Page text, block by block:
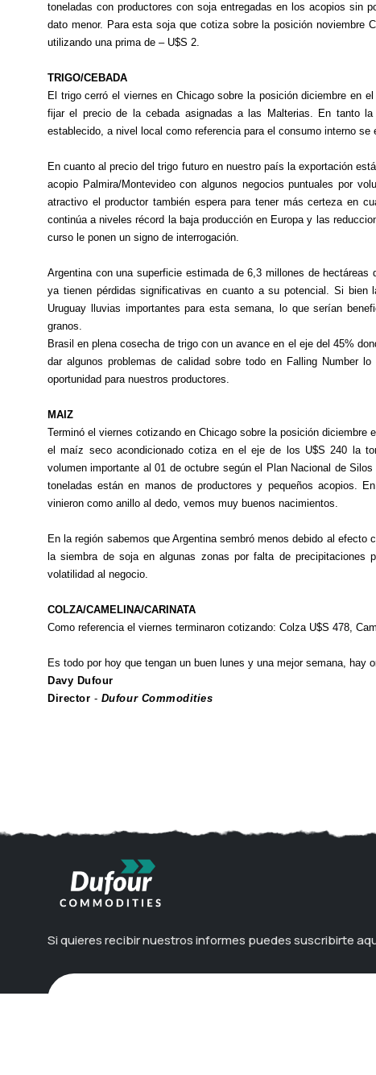
toneladas con productores con soja entregadas en los acopios sin
dato menor. Para esta soja que cotiza sobre la posición noviembre
utilizando una prima de – U$S 2.
TRIGO/CEBADA
E l trigo cerró el viernes en Chicago sobre la posición diciembre en
fijar el precio de la cebada asignadas a las Malterias. En tanto
establecido, a nivel local como referencia para el consumo interno
En cuanto al precio del trigo futuro en nuestro país la exportación
acopio Palmira/Montevideo con algunos negocios puntuales por
atractivo el productor también espera para tener más certeza en
continúa a niveles récord la baja producción en Europa y las
curso le ponen un signo de interrogación.
Argentina con una superficie estimada de 6,3 millones de
ya tienen pérdidas significativas en cuanto a su potencial. Si bien
Uruguay lluvias importantes para esta semana, lo que serían
granos.
Brasil en plena cosecha de trigo con un avance en el eje del 45%
dar algunos problemas de calidad sobre todo en Falling Number
oportunidad para nuestros productores.
MAIZ
Terminó el viernes cotizando en Chicago sobre la posición
el maíz seco acondicionado cotiza en el eje de los U$S 240 la
volumen importante al 01 de octubre según el Plan Nacional de
toneladas están en manos de productores y pequeños acopios.
vinieron como anillo al dedo, vemos muy buenos nacimientos.
En la región sabemos que Argentina sembró menos debido al
la siembra de soja en algunas zonas por falta de
volatilidad al negocio.
COLZA/CAMELINA/CARINATA
Como referencia el viernes terminaron cotizando: Colza U$S 478,
Es todo por hoy que tengan un buen lunes y una mejor semana, hay
Davy Dufour
Director - Dufour Commodities
Si quieres recibir nuestros informes puedes suscribirte